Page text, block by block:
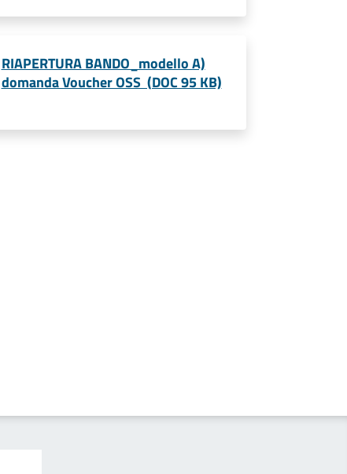
RIAPERTURA BANDO_modello A)
domanda Voucher OSS (DOC 95 KB)